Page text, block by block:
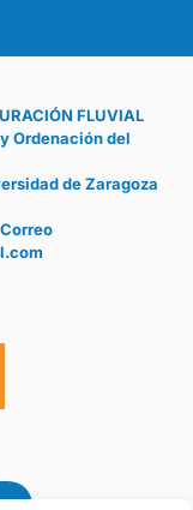
FLUVIAL
Ordenación del
de Zaragoza
Correo